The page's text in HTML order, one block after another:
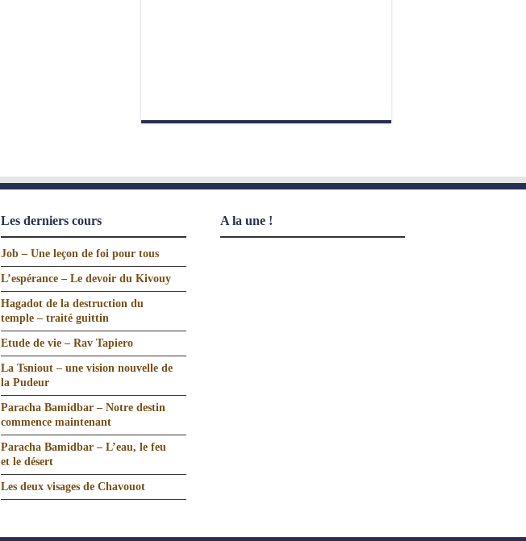
Les derniers cours
Job – Une leçon de foi pour tous
L’espérance – Le devoir du Kivouy
Hagadot de la destruction du
temple – traité guittin
Etude de vie – Rav Tapiero
La Tsniout – une vision nouvelle de
la Pudeur
Paracha Bamidbar – Notre destin
commence maintenant
Paracha Bamidbar – L’eau, le feu
et le désert
Les deux visages de Chavouot
A la une !